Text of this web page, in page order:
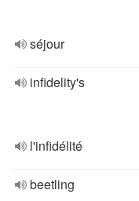
séjour
infidelity's
l'infidélité
beetling